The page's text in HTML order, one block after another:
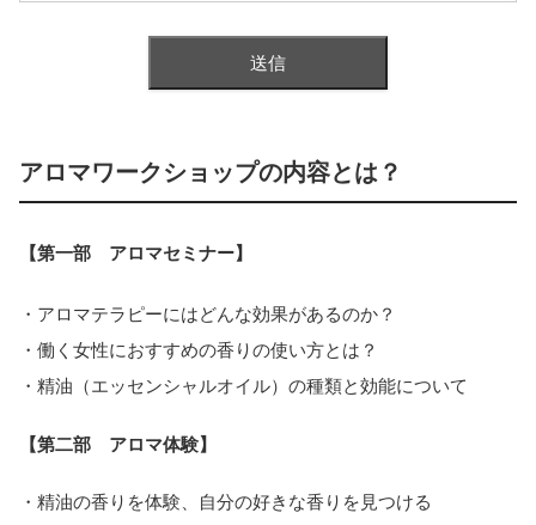
アロマワークショップの内容とは？
【第一部 アロマセミナー】
・アロマテラピーにはどんな効果があるのか？
・働く女性におすすめの香りの使い方とは？
・精油（エッセンシャルオイル）の種類と効能について
【第二部 アロマ体験】
・精油の香りを体験、自分の好きな香りを見つける